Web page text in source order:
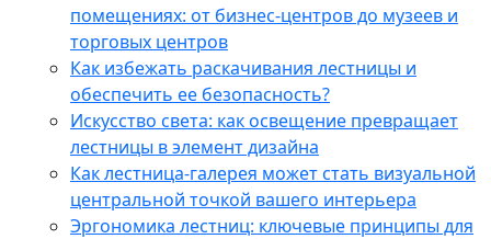
помещениях: от бизнес-центров до музеев и
торговых центров
Как избежать раскачивания лестницы и
обеспечить ее безопасность?
Искусство света: как освещение превращает
лестницы в элемент дизайна
Как лестница-галерея может стать визуальной
центральной точкой вашего интерьера
Эргономика лестниц: ключевые принципы для